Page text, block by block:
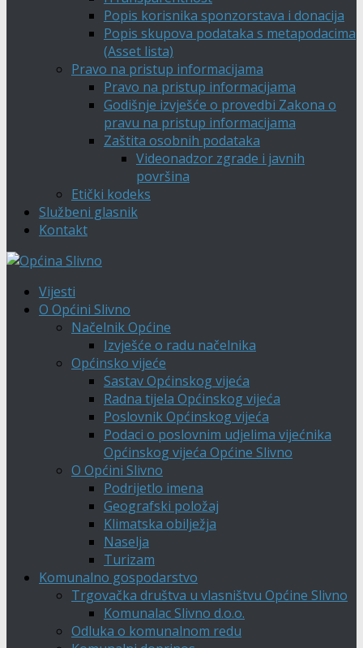
Popis korisnika sponzorstava i donacija
Popis skupova podataka s metapodacima
(Asset lista)
Pravo na pristup informacijama
Pravo na pristup informacijama
Godišnje izvješće o provedbi Zakona o
pravu na pristup informacijama
Zaštita osobnih podataka
Videonadzor zgrade i javnih
površina
Etički kodeks
Službeni glasnik
Kontakt
Vijesti
O Općini Slivno
Načelnik Općine
Izvješće o radu načelnika
Općinsko vijeće
Sastav Općinskog vijeća
Radna tijela Općinskog vijeća
Poslovnik Općinskog vijeća
Podaci o poslovnim udjelima vijećnika
Općinskog vijeća Općine Slivno
O Općini Slivno
Podrijetlo imena
Geografski položaj
Klimatska obilježja
Naselja
Turizam
Komunalno gospodarstvo
Trgovačka društva u vlasništvu Općine Slivno
Komunalac Slivno d.o.o.
Odluka o komunalnom redu